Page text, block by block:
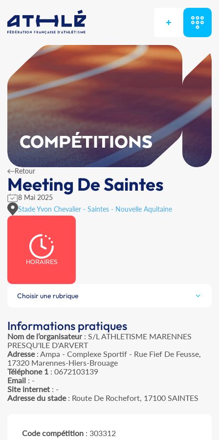
+
COMPÉTITIONS
Retour
Meeting De Saintes
8 Mai 2025
Stade Yvon Chevalier - Saintes - Nouvelle Aquitaine
HORAIRES
Choisir une rubrique
Informations pratiques
Nom de l’organisateur: S/L ATHLETISME MARENNES
PRESQU'ILE D'ARVERT
Adresse: Ampa - Complexe Sportif - Rue Fief De Feusse,
17320 Marennes-Hiers-Brouage
Téléphone 1 : 0672103139
Email : -
Site internet : -
Adresse du stade: Route De Rochefort, 17100 SAINTES
Code compétition : 303312